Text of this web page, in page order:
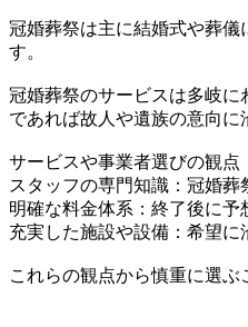
冠婚葬祭は主に結婚式や葬儀
す。
冠婚葬祭のサービスは多岐
であれば故人や遺族の意向に
サービスや事業者選びの観点
スタッフの専門知識：冠婚
明確な料金体系：終了後に
充実した施設や設備：希望
これらの観点から慎重に選ぶ